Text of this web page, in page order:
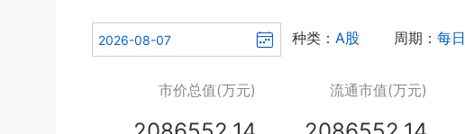
种类： A股 周期： 每日
市价总值(万元) 流通市值(万元)